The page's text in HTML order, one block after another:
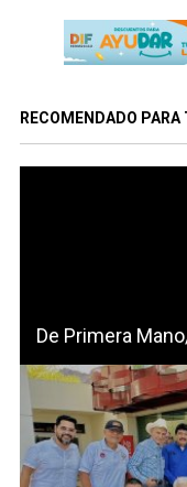
RECOMENDADO PARA
De Primera